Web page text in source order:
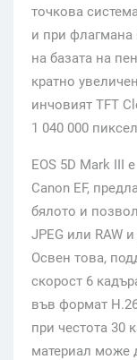
точкова
и при флагмана
на базата на
кратно
инчовият TFT
1 040 000
EOS 5D Mark III
Canon EF,
бялото и
JPEG или RAW
Освен това,
скорост 6
във формат
при честота 30
материал може